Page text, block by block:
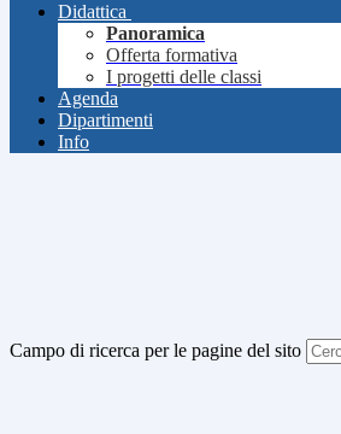
Didattica
Panoramica
Offerta formativa
I progetti delle classi
Agenda
Dipartimenti
Info
Campo di ricerca per le pagine del sito